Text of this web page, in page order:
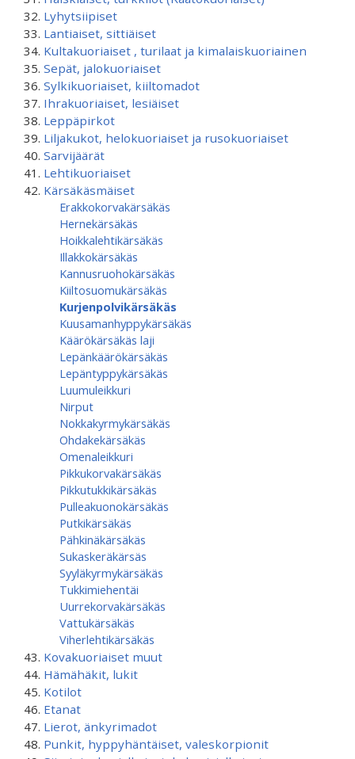
Lyhytsiipiset
Lantiaiset, sittiäiset
Kultakuoriaiset , turilaat ja kimalaiskuoriainen
Sepät, jalokuoriaiset
Sylkikuoriaiset, kiiltomadot
Ihrakuoriaiset, lesiäiset
Leppäpirkot
Liljakukot, helokuoriaiset ja rusokuoriaiset
Sarvijäärät
Lehtikuoriaiset
Kärsäkäsmäiset
Erakkokorvakärsäkäs
Hernekärsäkäs
Hoikkalehtikärsäkäs
Illakkokärsäkäs
Kannusruohokärsäkäs
Kiiltosuomukärsäkäs
Kurjenpolvikärsäkäs
Kuusamanhyppy­kärsäkäs
Käärökärsäkäs laji
Lepänkäärökärsäkäs
Lepäntyppykärsäkäs
Luumuleikkuri
Nirput
Nokkakyrmykärsäkäs
Ohdakekärsäkäs
Omenaleikkuri
Pikkukorvakärsäkäs
Pikkutukkikärsäkäs
Pulleakuonokärsäkäs
Putkikärsäkäs
Pähkinäkärsäkäs
Sukaskeräkärsäs
Syyläkyrmykärsäkäs
Tukkimiehentäi
Uurrekorvakärsäkäs
Vattukärsäkäs
Viherlehtikärsäkäs
Kovakuoriaiset muut
Hämähäkit, lukit
Kotilot
Etanat
Lierot, änkyrimadot
Punkit, hyppyhäntäiset, valeskorpionit